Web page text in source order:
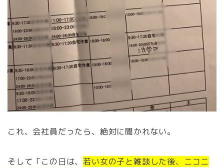
これ、会社員だったら、絶対に聞かれない。
そして「この日は、若い女の子と雑談した後、ニコニ